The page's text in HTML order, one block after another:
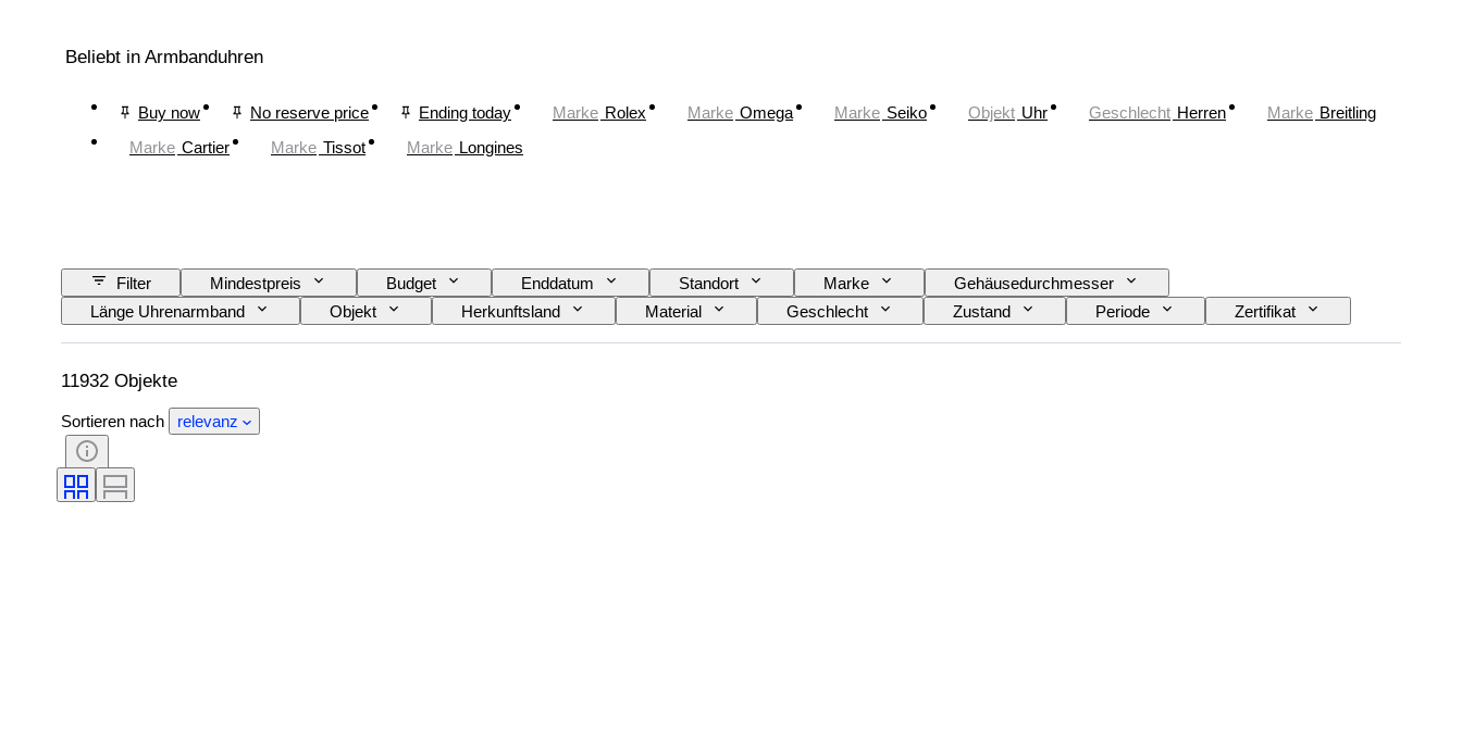
Beliebt in Armbanduhren
Buy now No reserve price Ending today Marke Rolex Marke Omega Marke Seiko Objekt Uhr Geschlecht Herren Marke Breitling
Marke Cartier Marke Tissot Marke Longines
Filter Mindestpreis Budget Enddatum Standort Marke
Gehäusedurchmesser
Länge Uhrenarmband
Objekt Herkunftsland Material Geschlecht Zustand Periode
Zertifikat
Thema
Auflage Sprache Farbe Uhrwerk Material Uhrenarmband Epoche
Energiereserve
11932 Objekte
Sortieren nach relevanz